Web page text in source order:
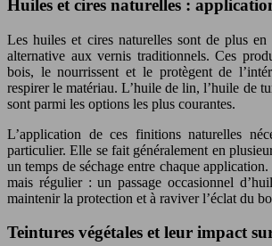
Huiles et cires naturelles :
Les huiles et cires naturelles sont de plus en
alternative aux vernis traditionnels. Ces
bois, le nourrissent et le protègent de
respirer le matériau. L’huile de lin, l’huile de
sont parmi les options les plus courantes.
L’application de ces finitions naturelles
particulier. Elle se fait généralement en
un temps de séchage entre chaque
mais régulier : un passage occasionnel
maintenir la protection et à raviver l’éclat du
Teintures végétales et leur impact